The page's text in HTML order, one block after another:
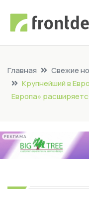
Главная
Свежие
Крупнейший в
Европа»
РЕКЛАМА